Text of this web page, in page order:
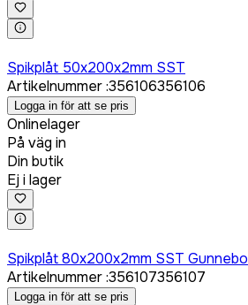
Spikplåt 50x200x2mm SST
Artikelnummer:356106356106
Logga in för att se pris
Onlinelager
På väg in
Din butik
Ej i lager
Spikplåt 80x200x2mm SST Gunnebo
Artikelnummer:356107356107
Logga in för att se pris